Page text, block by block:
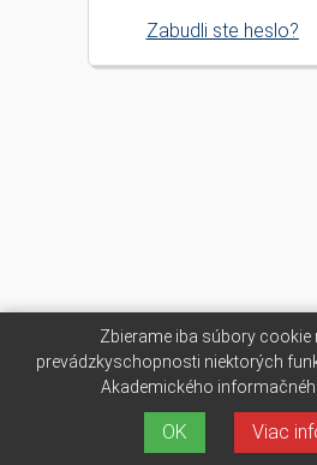
Zabudli ste heslo?
Zbierame iba súbory cookie
prevádzkyschopnosti niektorých
Akademického
OK Viac
AiS2 © UPJŠ Košice